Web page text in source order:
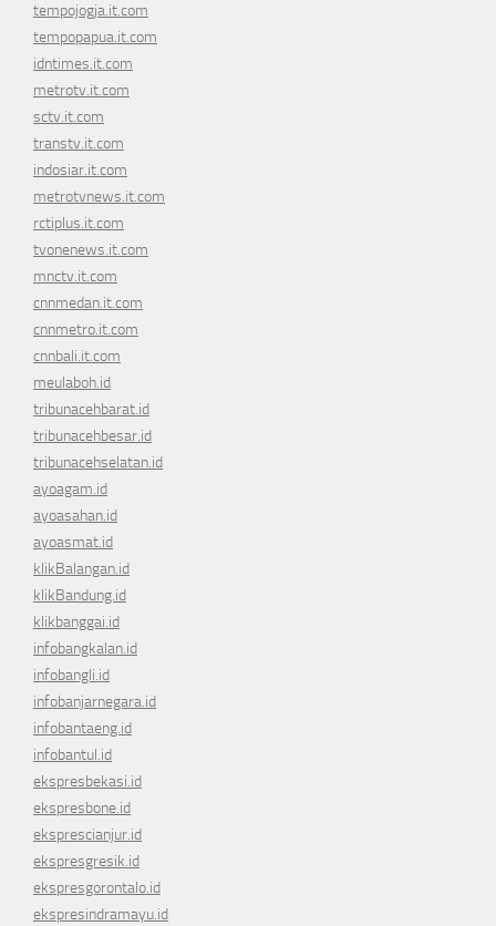
tempojogja.it.com
tempopapua.it.com
idntimes.it.com
metrotv.it.com
sctv.it.com
transtv.it.com
indosiar.it.com
metrotvnews.it.com
rctiplus.it.com
tvonenews.it.com
mnctv.it.com
cnnmedan.it.com
cnnmetro.it.com
cnnbali.it.com
meulaboh.id
tribunacehbarat.id
tribunacehbesar.id
tribunacehselatan.id
ayoagam.id
ayoasahan.id
ayoasmat.id
klikBalangan.id
klikBandung.id
klikbanggai.id
infobangkalan.id
infobangli.id
infobanjarnegara.id
infobantaeng.id
infobantul.id
ekspresbekasi.id
ekspresbone.id
eksprescianjur.id
ekspresgresik.id
ekspresgorontalo.id
ekspresindramayu.id